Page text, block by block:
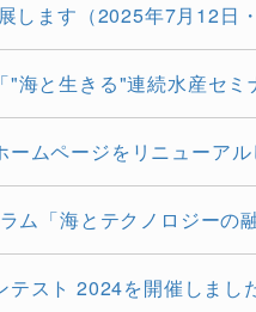
します（2025年7月12日・
海と生きる"連続水産セミ
ムページをリニューア
ム「海とテクノロジーの
スト 2024を開催しまし